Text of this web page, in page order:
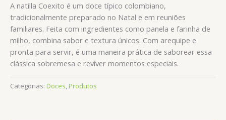
A natilla Coexito é um doce típico colombiano,
tradicionalmente preparado no Natal e em reuniões
familiares. Feita com ingredientes como panela e farinha de
milho, combina sabor e textura únicos. Com arequipe e
pronta para servir, é uma maneira prática de saborear essa
clássica sobremesa e reviver momentos especiais.
Categorias: Doces,Produtos